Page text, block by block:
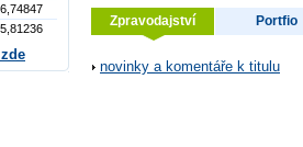
Zpravodajství Portfio
novinky a komentáře k titulu
5,81236